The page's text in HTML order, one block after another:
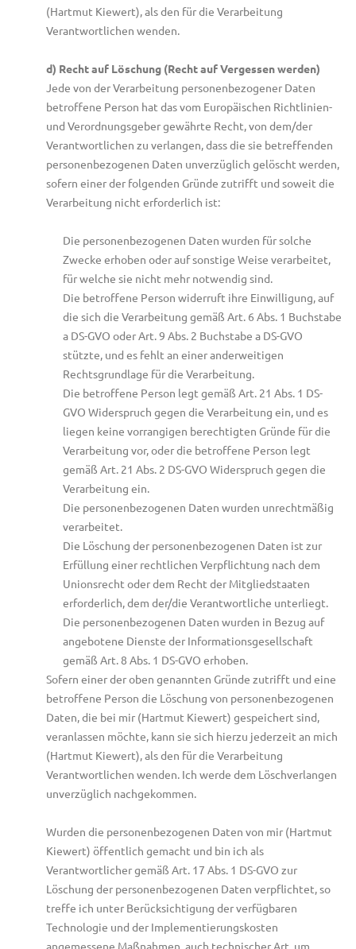
(Hartmut Kiewert), als den für die Verarbeitung
Verantwortlichen wenden.
d) Recht auf Löschung (Recht auf Vergessen werden)
Jede von der Verarbeitung personenbezogener Daten
betroffene Person hat das vom Europäischen Richtlinien-
und Verordnungsgeber gewährte Recht, von dem/der
Verantwortlichen zu verlangen, dass die sie betreffenden
personenbezogenen Daten unverzüglich gelöscht werden,
sofern einer der folgenden Gründe zutrifft und soweit die
Verarbeitung nicht erforderlich ist:
Die personenbezogenen Daten wurden für solche
Zwecke erhoben oder auf sonstige Weise verarbeitet,
für welche sie nicht mehr notwendig sind.
Die betroffene Person widerruft ihre Einwilligung, auf
die sich die Verarbeitung gemäß Art. 6 Abs. 1 Buchstabe
a DS-GVO oder Art. 9 Abs. 2 Buchstabe a DS-GVO
stützte, und es fehlt an einer anderweitigen
Rechtsgrundlage für die Verarbeitung.
Die betroffene Person legt gemäß Art. 21 Abs. 1 DS-
GVO Widerspruch gegen die Verarbeitung ein, und es
liegen keine vorrangigen berechtigten Gründe für die
Verarbeitung vor, oder die betroffene Person legt
gemäß Art. 21 Abs. 2 DS-GVO Widerspruch gegen die
Verarbeitung ein.
Die personenbezogenen Daten wurden unrechtmäßig
verarbeitet.
Die Löschung der personenbezogenen Daten ist zur
Erfüllung einer rechtlichen Verpflichtung nach dem
Unionsrecht oder dem Recht der Mitgliedstaaten
erforderlich, dem der/die Verantwortliche unterliegt.
Die personenbezogenen Daten wurden in Bezug auf
angebotene Dienste der Informationsgesellschaft
gemäß Art. 8 Abs. 1 DS-GVO erhoben.
Sofern einer der oben genannten Gründe zutrifft und eine
betroffene Person die Löschung von personenbezogenen
Daten, die bei mir (Hartmut Kiewert) gespeichert sind,
veranlassen möchte, kann sie sich hierzu jederzeit an mich
(Hartmut Kiewert), als den für die Verarbeitung
Verantwortlichen wenden. Ich werde dem Löschverlangen
unverzüglich nachgekommen.
Wurden die personenbezogenen Daten von mir (Hartmut
Kiewert) öffentlich gemacht und bin ich als
Verantwortlicher gemäß Art. 17 Abs. 1 DS-GVO zur
Löschung der personenbezogenen Daten verpflichtet, so
treffe ich unter Berücksichtigung der verfügbaren
Technologie und der Implementierungskosten
angemessene Maßnahmen, auch technischer Art, um